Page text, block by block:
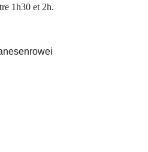
1h30 et 2h.